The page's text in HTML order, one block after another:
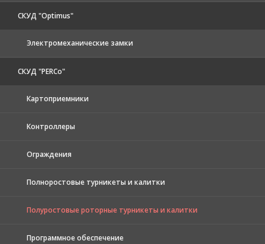
СКУД "Optimus"
Электромеханические замки
СКУД "PERCo"
Картоприемники
Контроллеры
Ограждения
Полноростовые турникеты и калитки
Полуростовые роторные турникеты и калитки
Программное обеспечение